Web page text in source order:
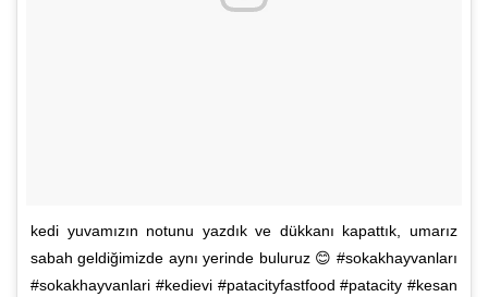
kedi yuvamızın notunu yazdık ve dükkanı kapattık, umarız
sabah geldiğimizde aynı yerinde buluruz 😊 #sokakhayvanları
#sokakhayvanlari #kedievi #patacityfastfood #patacity #kesan